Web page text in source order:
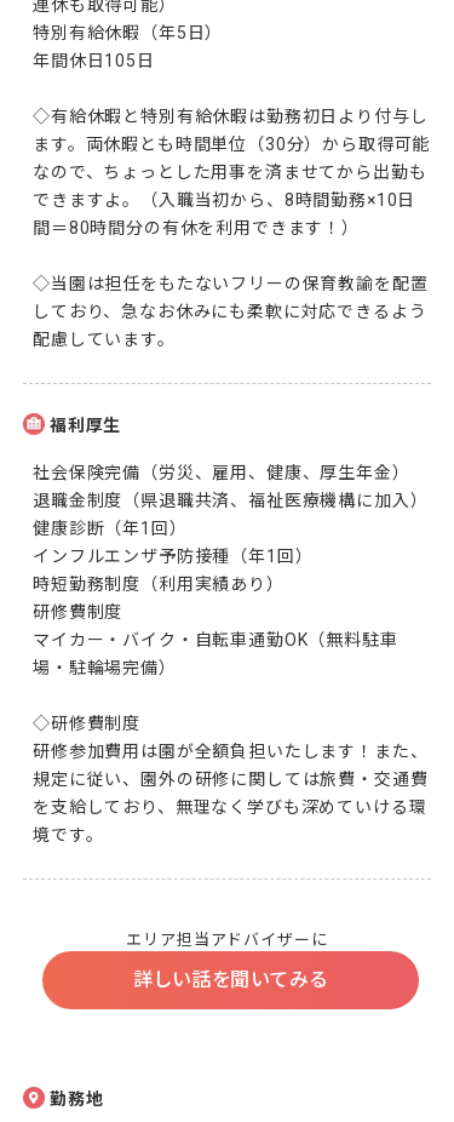
連休も取得可能）
特別有給休暇（年5日）
年間休日105日
◇有給休暇と特別有給休暇は勤務初日より付与し
ます。両休暇とも時間単位（30分）から取得可能
なので、ちょっとした用事を済ませてから出勤も
できますよ。（入職当初から、8時間勤務×10日
間＝80時間分の有休を利用できます！）
◇当園は担任をもたないフリーの保育教諭を配置
しており、急なお休みにも柔軟に対応できるよう
配慮しています。
福利厚生
社会保険完備（労災、雇用、健康、厚生年金）
退職金制度（県退職共済、福祉医療機構に加入）
健康診断（年1回）
インフルエンザ予防接種（年1回）
時短勤務制度（利用実績あり）
研修費制度
マイカー・バイク・自転車通勤OK（無料駐車
場・駐輪場完備）
◇研修費制度
研修参加費用は園が全額負担いたします！また、
規定に従い、園外の研修に関しては旅費・交通費
を支給しており、無理なく学びも深めていける環
境です。
エリア担当アドバイザーに
詳しい話を聞いてみる
勤務地